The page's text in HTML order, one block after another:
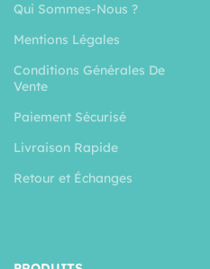
Qui Sommes-Nous ?
Mentions Légales
Conditions Générales De
Vente
Paiement Sécurisé
Livraison Rapide
Retour et Échanges